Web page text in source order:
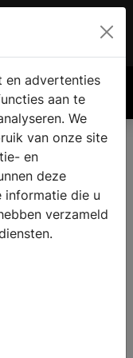
€ 0.00
en advertenties
aan te
We
van onze site
en
deze
informatie die u
verzameld